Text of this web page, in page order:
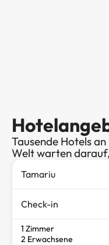
Tausende Hotels
Welt warten
Check-in
1 Zimmer
2 Erwachsene